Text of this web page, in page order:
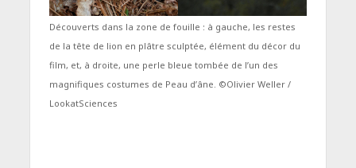
Découverts dans la zone de fouille : à gauche, les restes
de la tête de lion en plâtre sculptée, élément du décor du
film, et, à droite, une perle bleue tombée de l’un des
magnifiques costumes de Peau d’âne. ©Olivier Weller /
LookatSciences